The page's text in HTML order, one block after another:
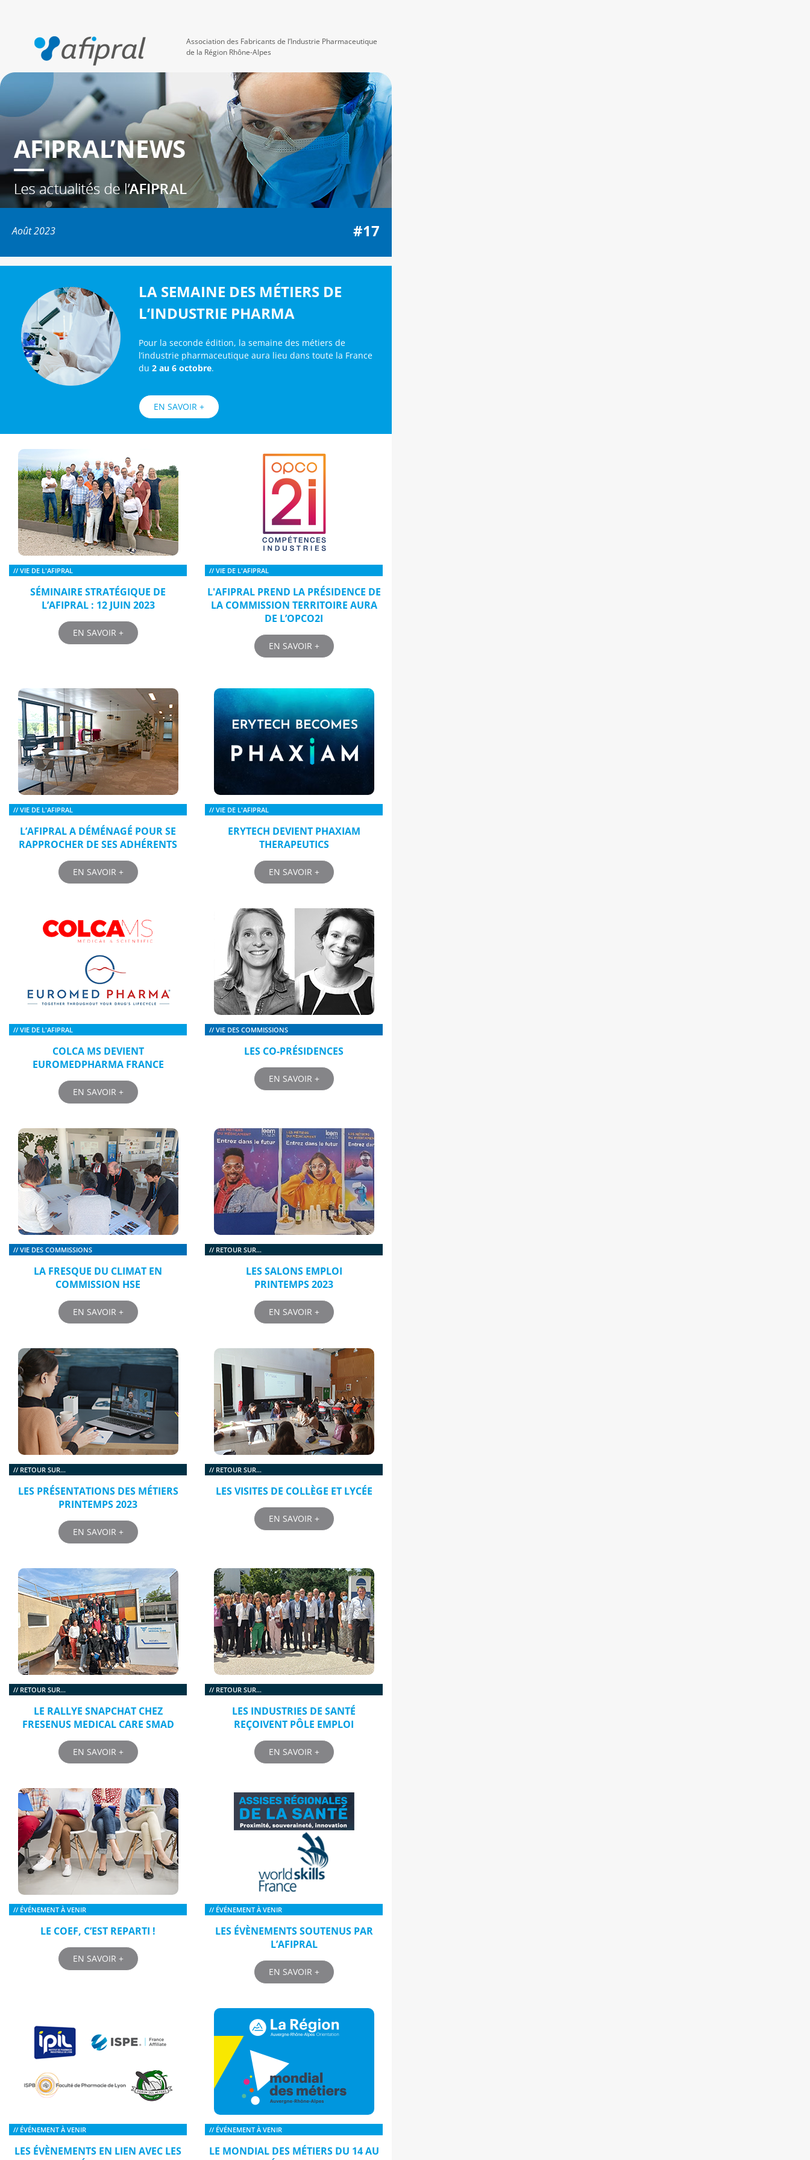
Association des Fabricants de l’Industrie Pharmaceutique
de la Région Rhône-Alpes
Août 2023 #17
LA SEMAINE DES MÉTIERS DE
L’INDUSTRIE PHARMA
Pour la seconde édition, la semaine des métiers de
l’industrie pharmaceutique aura lieu dans toute la France
du 2 au 6 octobre.
EN SAVOIR +
// VIE DE L'AFIPRAL
SÉMINAIRE STRATÉGIQUE DE
L’AFIPRAL : 12 JUIN 2023
EN SAVOIR +
// VIE DE L'AFIPRAL
L'AFIPRAL PREND LA PRÉSIDENCE DE
LA COMMISSION TERRITOIRE AURA
DE L’OPCO2I
EN SAVOIR +
// VIE DE L'AFIPRAL
L’AFIPRAL A DÉMÉNAGÉ POUR SE
RAPPROCHER DE SES ADHÉRENTS
EN SAVOIR +
// VIE DE L'AFIPRAL
ERYTECH DEVIENT PHAXIAM
THERAPEUTICS
EN SAVOIR +
// VIE DE L'AFIPRAL
COLCA MS DEVIENT
EUROMEDPHARMA FRANCE
EN SAVOIR +
// VIE DES COMMISSIONS
LES CO-PRÉSIDENCES
EN SAVOIR +
// VIE DES COMMISSIONS
LA FRESQUE DU CLIMAT EN
COMMISSION HSE
EN SAVOIR +
// RETOUR SUR...
LES SALONS EMPLOI
PRINTEMPS 2023
EN SAVOIR +
// RETOUR SUR...
LES PRÉSENTATIONS DES MÉTIERS
PRINTEMPS 2023
EN SAVOIR +
// RETOUR SUR...
LES VISITES DE COLLÈGE ET LYCÉE
EN SAVOIR +
// RETOUR SUR...
LE RALLYE SNAPCHAT CHEZ
FRESENUS MEDICAL CARE SMAD
EN SAVOIR +
// RETOUR SUR...
LES INDUSTRIES DE SANTÉ
REÇOIVENT PÔLE EMPLOI
EN SAVOIR +
// ÉVÉNEMENT À VENIR
LE COEF, C’EST REPARTI !
EN SAVOIR +
// ÉVÉNEMENT À VENIR
LES ÉVÈNEMENTS SOUTENUS PAR
L’AFIPRAL
EN SAVOIR +
// ÉVÉNEMENT À VENIR
LES ÉVÈNEMENTS EN LIEN AVEC LES
// ÉVÉNEMENT À VENIR
LE MONDIAL DES MÉTIERS DU 14 AU